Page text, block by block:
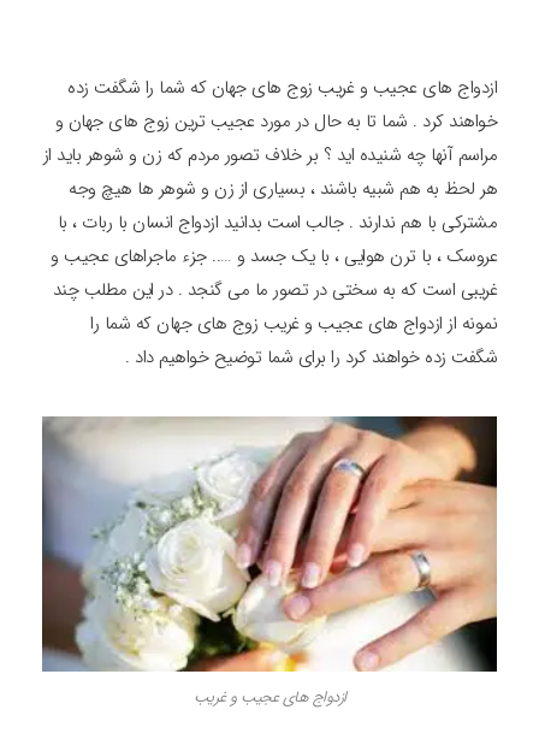
ازدواج های عجیب و غریب زوج های جهان که شما را شگفت زده
خواهند کرد . شما تا به حال در مورد عجیب ترین زوج های جهان و
مراسم آنها چه شنیده اید ؟ بر خلاف تصور مردم که زن و شوهر باید از
هر لحظ به هم شبیه باشند ، بسیاری از زن و شوهر ها هیچ وجه
مشترکی با هم ندارند . جالب است بدانید ازدواج انسان با ربات ، با
عروسک ، با ترن هوایی ، با یک جسد و ….. جزء ماجراهای عجیب و
غریبی است که به سختی در تصور ما می گنجد . در این مطلب چند
نمونه از ازدواج های عجیب و غریب زوج های جهان که شما را
شگفت زده خواهند کرد را برای شما توضیح خواهیم داد .
ازدواج های عجیب و غریب